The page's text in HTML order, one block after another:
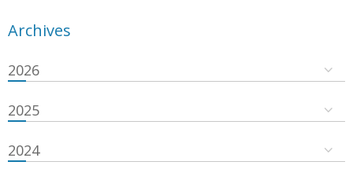
Archives
2026
2025
2024